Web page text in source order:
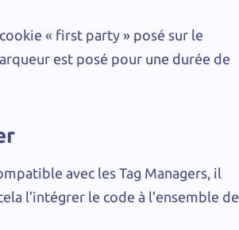
« first party » posé sur le
est posé pour une durée de
avec les Tag Managers, il
l’intégrer le code à l’ensemble